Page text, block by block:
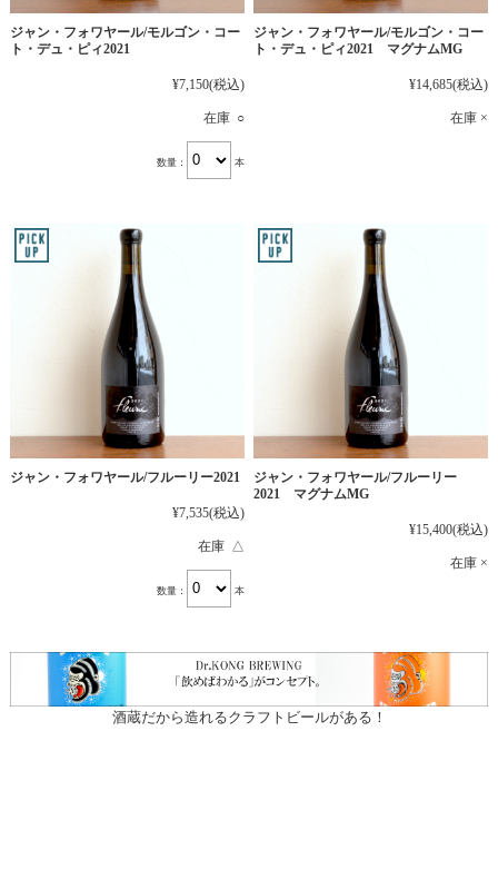
ジャン・フォワヤール/モルゴン・コー
ト・デュ・ピィ2021
¥7,150(税込)
在庫 ○
数量： 本
ジャン・フォワヤール/モルゴン・コー
ト・デュ・ピィ2021 マグナムMG
¥14,685(税込)
在庫 ×
ジャン・フォワヤール/フルーリー2021
¥7,535(税込)
在庫 △
数量： 本
ジャン・フォワヤール/フルーリー
2021 マグナムMG
¥15,400(税込)
在庫 ×
酒蔵だから造れるクラフトビールがある！